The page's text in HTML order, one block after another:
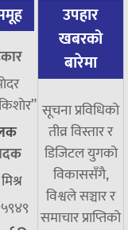
उपहार
खबरको
बारेमा
सूचना प्रविधिको
तीव्र विस्तार र
डिजिटल युगको
विकाससँगै,
विश्वले सञ्चार र
समाचार प्राप्तिको